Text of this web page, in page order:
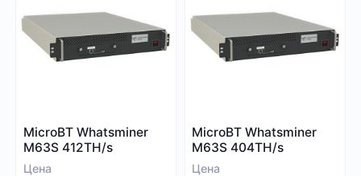
MicroBT Whatsminer
M63S 412TH/s
Цена
MicroBT Whatsminer
M63S 404TH/s
Цена